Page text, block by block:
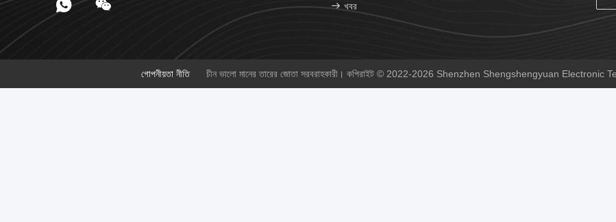
খবর
গোপনীয়তা নীতি চীন ভালো মানের তারের জোতা সরবরাহকারী। কপিরাইট © 2022-2026 Shenzhen Shengshengyuan Electronic